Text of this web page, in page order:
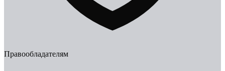
Правообладателям